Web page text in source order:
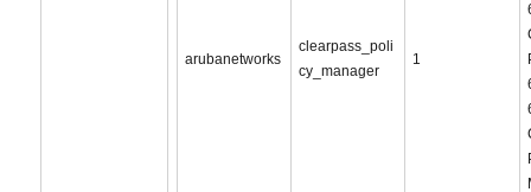
arubanetworks
clearpass_poli
cy_manager
1